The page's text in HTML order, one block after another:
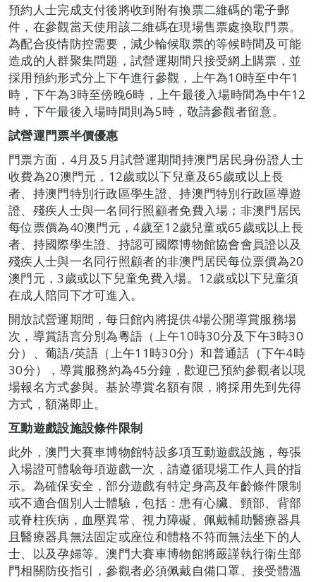
預約人士完成支付後將收到附有換票二維碼的電子郵
件，在參觀當天使用該二維碼在現場售票處換取門票。
為配合疫情防控需要，減少輪候取票的等候時間及可能
造成的人群聚集問題，試營運期間只接受網上購票，並
採用預約形式分上下午進行參觀，上午為10時至中午1
時，下午為3時至傍晚6時，上午最後入場時間為中午12
時，下午最後入場時間則為5時，敬請參觀者留意。
試營運門票半價優惠
門票方面，4月及5月試營運期間持澳門居民身份證人士
收費為20澳門元，12歲或以下兒童及65歲或以上長
者、持澳門特別行政區學生證、持澳門特別行政區導遊
證、殘疾人士與一名同行照顧者免費入場；非澳門居民
每位票價為40澳門元，4歲至12歲兒童或65歲或以上長
者、持國際學生證、持認可國際博物館協會會員證以及
殘疾人士與一名同行照顧者的非澳門居民每位票價為20
澳門元，3歲或以下兒童免費入場。12歲或以下兒童須
在成人陪同下才可進入。
開放試營運期間，每日館內將提供4場公開導賞服務場
次，導賞語言分別為粵語（上午10時30分及下午3時30
分）、葡語/英語（上午11時30分）和普通話（下午4時
30分），導賞服務約為45分鐘，歡迎已預約參觀者以現
場報名方式參與。基於導賞名額有限，將採用先到先得
方式，額滿即止。
互動遊戲設施設條件限制
此外，澳門大賽車博物館特設多項互動遊戲設施，每張
入場證可體驗每項遊戲一次，請遵循現場工作人員的指
示。為確保安全，部分遊戲有特定身高及年齡條件限制
或不適合個別人士體驗，包括：患有心臟、頸部、背部
或脊柱疾病，血壓異常、視力障礙、佩戴輔助醫療器具
且醫療器具無法固定或座位和體格不符而無法坐下的人
士、以及孕婦等。澳門大賽車博物館將嚴謹執行衛生部
門相關防疫指引，參觀者必須佩戴自備口罩、接受體溫